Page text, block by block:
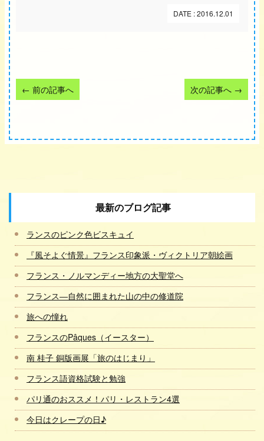
DATE : 2016.12.01
← 前の記事へ 次の記事へ →
最新のブログ記事
ランスのピンク色ビスキュイ
『風そよぐ情景』フランス印象派・ヴィクトリア朝絵画
フランス・ノルマンディー地方の大聖堂へ
フランス―自然に囲まれた山の中の修道院
旅への憧れ
フランスのPâques（イースター）
南 桂子 銅版画展「旅のはじまり」
フランス語資格試験と勉強
パリ通のおススメ！パリ・レストラン4選
今日はクレープの日♪